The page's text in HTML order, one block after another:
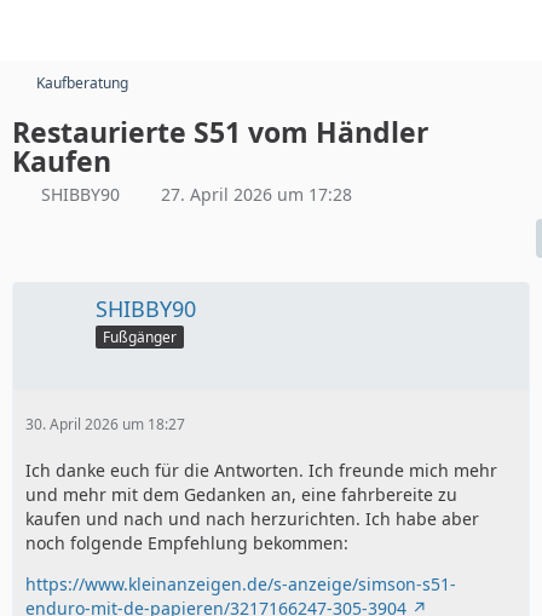
Kaufberatung
Restaurierte S51 vom Händler
Kaufen
SHIBBY90 27. April 2026 um 17:28
SHIBBY90
Fußgänger
30. April 2026 um 18:27
Ich danke euch für die Antworten. Ich freunde mich mehr
und mehr mit dem Gedanken an, eine fahrbereite zu
kaufen und nach und nach herzurichten. Ich habe aber
noch folgende Empfehlung bekommen:
https://www.kleinanzeigen.de/s-anzeige/simson-s51-
enduro-mit-de-papieren/3217166247-305-3904